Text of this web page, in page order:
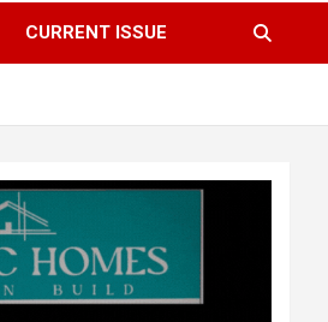
CURRENT ISSUE